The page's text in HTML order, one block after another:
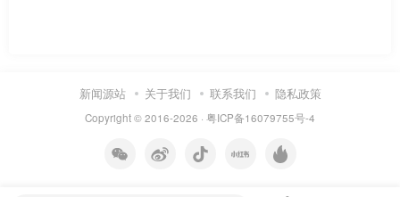
新闻源站 关于我们 联系我们 隐私政策
Copyright © 2016-2026 · 粤ICP备16079755号-4